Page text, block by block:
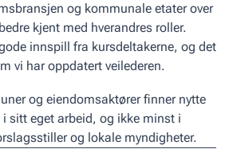
og kommunale etater over
kjent med hverandres roller.
innspill fra kursdeltakerne, og det
vi har oppdatert veilederen.
og eiendomsaktører finner nytte
i sitt eget arbeid, og ikke minst i
og lokale myndigheter.